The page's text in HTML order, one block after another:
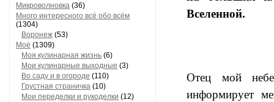
Микроволновка (36)
Много интересного всё обо всём
(1304)
Воронеж (53)
Моё (1309)
Моя кулинарная жизнь (6)
Мои кулинарные выходные (3)
Во саду и в огороде (110)
Грустная страничка (10)
Мои переделки и рукоделки (12)
Вселенной.
Отец мой
информирует